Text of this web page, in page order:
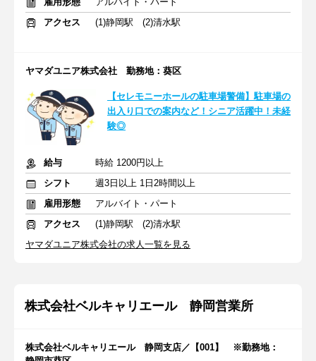
アクセス
(1)静岡駅 (2)清水駅
ヤマダユニア株式会社 勤務地：葵区
【セレモニーホールの駐車場警備】駐車場の
出入り口での案内など！シニア活躍中！未経
験◎
給与
時給 1200円以上
シフト
週3日以上 1日2時間以上
雇用形態
アルバイト・パート
アクセス
(1)静岡駅 (2)清水駅
ヤマダユニア株式会社の求人一覧を見る
株式会社ベルキャリエール 静岡営業所
株式会社ベルキャリエール 静岡支店／【001】 ※勤務地：